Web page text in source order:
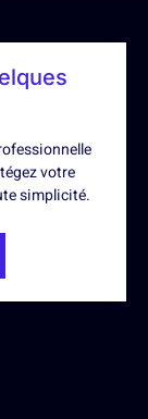
votre
simplicité.